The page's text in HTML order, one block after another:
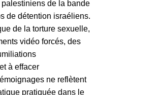
de la bande
de détention israéliens.
de la torture sexuelle,
vidéo forcés, des
à effacer
ne reflètent
pratiquée dans le